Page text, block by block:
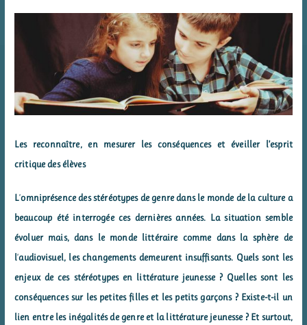
Les reconnaître, en mesurer les conséquences et éveiller l’esprit
critique des élèves
L’omniprésence des stéréotypes de genre dans le monde de la culture a
beaucoup été interrogée ces dernières années. La situation semble
évoluer mais, dans le monde littéraire comme dans la sphère de
l’audiovisuel, les changements demeurent insuffisants. Quels sont les
enjeux de ces stéréotypes en littérature jeunesse ? Quelles sont les
conséquences sur les petites filles et les petits garçons ? Existe-t-il un
lien entre les inégalités de genre et la littérature jeunesse ? Et surtout,